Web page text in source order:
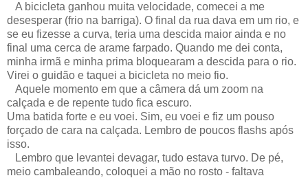
A bicicleta ganhou muita velocidade, comecei a me
desesperar (frio na barriga). O final da rua dava em um rio, e
se eu fizesse a curva, teria uma descida maior ainda e no
final uma cerca de arame farpado. Quando me dei conta,
minha irmã e minha prima bloquearam a descida para o rio.
Virei o guidão e taquei a bicicleta no meio fio.
Aquele momento em que a câmera dá um zoom na
calçada e de repente tudo fica escuro.
Uma batida forte e eu voei. Sim, eu voei e fiz um pouso
forçado de cara na calçada. Lembro de poucos flashs após
isso.
Lembro que levantei devagar, tudo estava turvo. De pé,
meio cambaleando, coloquei a mão no rosto - faltava